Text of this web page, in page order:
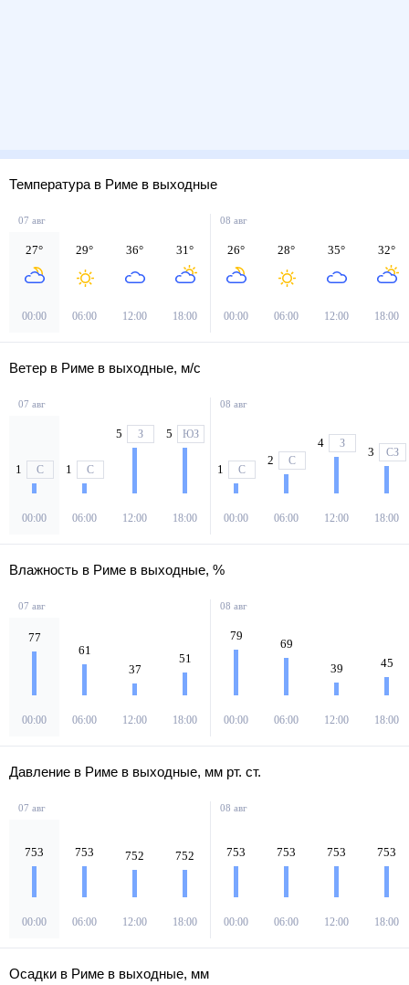
Температура в Риме в выходные
07 авг
27°
00:00
29°
06:00
36°
12:00
31°
18:00
08 авг
26°
00:00
28°
06:00
35°
12:00
32°
18:00
Ветер в Риме в выходные, м/с
07 авг
1 С
00:00
1 С
06:00
5 З
12:00
5 ЮЗ
18:00
08 авг
1 С
00:00
2 С
06:00
4 З
12:00
3 СЗ
18:00
Влажность в Риме в выходные, %
07 авг
77
00:00
61
06:00
37
12:00
51
18:00
08 авг
79
00:00
69
06:00
39
12:00
45
18:00
Давление в Риме в выходные, мм рт. ст.
07 авг
753
00:00
753
06:00
752
12:00
752
18:00
08 авг
753
00:00
753
06:00
753
12:00
753
18:00
Осадки в Риме в выходные, мм